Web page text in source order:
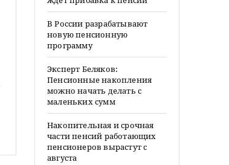
В России разрабатывают
новую пенсионную
программу
Эксперт Беляков:
Пенсионные накопления
можно начать делать с
маленьких сумм
Накопительная и срочная
части пенсий работающих
пенсионеров вырастут с
августа